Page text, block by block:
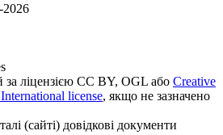
ліцензією CC BY, OGL або Creative
license, якщо не зазначено
(сайті) довідкові документи